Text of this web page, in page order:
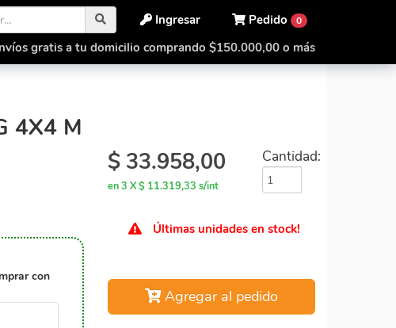
Pedido 0
Ingresar
gratis a tu domicilio comprando $150.000,00 o más
DianSheng 4x4 M
4X4 M
con
$ 33.958,00
en 3 X $ 11.319,33 s/int
Cantidad:
Últimas unidades en stock!
Agregar al pedido